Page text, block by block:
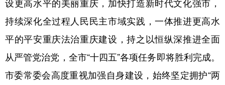
持续深化全过程人民民主市域实践，一体推进更高水
平的平安重庆法治重庆建设，持之以恒纵深推进全面
从严管党治党，全市“十四五”各项任务即将胜利完成。
市委常委会高度重视加强自身建设，始终坚定拥护“两